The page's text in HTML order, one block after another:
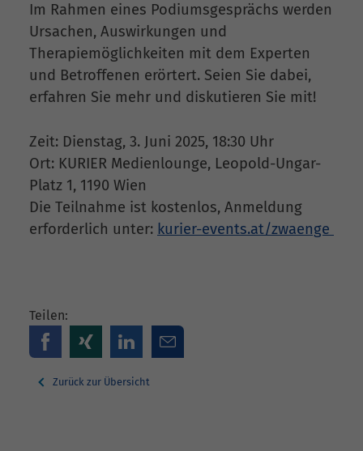
Im Rahmen eines Podiumsgesprächs werden
Ursachen, Auswirkungen und
Therapiemöglichkeiten mit dem Experten
und Betroffenen erörtert. Seien Sie dabei,
erfahren Sie mehr und diskutieren Sie mit!
Zeit: Dienstag, 3. Juni 2025, 18:30 Uhr
Ort: KURIER Medienlounge, Leopold-Ungar-
Platz 1, 1190 Wien
Die Teilnahme ist kostenlos, Anmeldung
erforderlich unter: kurier-events.at/zwaenge
Teilen:
Zurück zur Übersicht